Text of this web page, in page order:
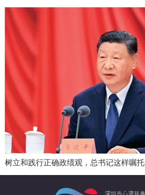
树立和践行正确政绩观，总书记这样嘱托